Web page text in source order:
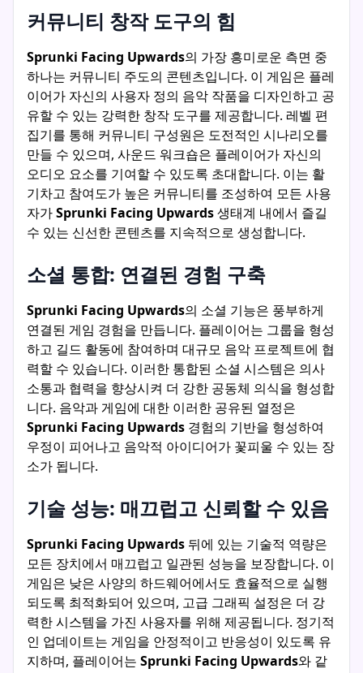
커뮤니티 창작 도구의 힘
Sprunki Facing Upwards의 가장 흥미로운 측면 중
하나는 커뮤니티 주도의 콘텐츠입니다. 이 게임은 플레
이어가 자신의 사용자 정의 음악 작품을 디자인하고 공
유할 수 있는 강력한 창작 도구를 제공합니다. 레벨 편
집기를 통해 커뮤니티 구성원은 도전적인 시나리오를
만들 수 있으며, 사운드 워크숍은 플레이어가 자신의
오디오 요소를 기여할 수 있도록 초대합니다. 이는 활
기차고 참여도가 높은 커뮤니티를 조성하여 모든 사용
자가Sprunki Facing Upwards생태계 내에서 즐길
수 있는 신선한 콘텐츠를 지속적으로 생성합니다.
소셜 통합: 연결된 경험 구축
Sprunki Facing Upwards의 소셜 기능은 풍부하게
연결된 게임 경험을 만듭니다. 플레이어는 그룹을 형성
하고 길드 활동에 참여하며 대규모 음악 프로젝트에 협
력할 수 있습니다. 이러한 통합된 소셜 시스템은 의사
소통과 협력을 향상시켜 더 강한 공동체 의식을 형성합
니다. 음악과 게임에 대한 이러한 공유된 열정은
Sprunki Facing Upwards 경험의 기반을 형성하여
우정이 피어나고 음악적 아이디어가 꽃피울 수 있는 장
소가 됩니다.
기술 성능: 매끄럽고 신뢰할 수 있음
Sprunki Facing Upwards 뒤에 있는 기술적 역량은
모든 장치에서 매끄럽고 일관된 성능을 보장합니다. 이
게임은 낮은 사양의 하드웨어에서도 효율적으로 실행
되도록 최적화되어 있으며, 고급 그래픽 설정은 더 강
력한 시스템을 가진 사용자를 위해 제공됩니다. 정기적
인 업데이트는 게임을 안정적이고 반응성이 있도록 유
지하며, 플레이어는 Sprunki Facing Upwards와 같